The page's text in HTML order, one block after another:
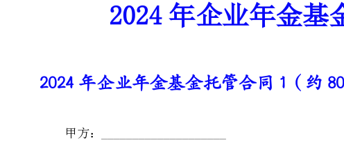
2024年企业年金基金托管合同1（约8077字）
乙方：_____________________